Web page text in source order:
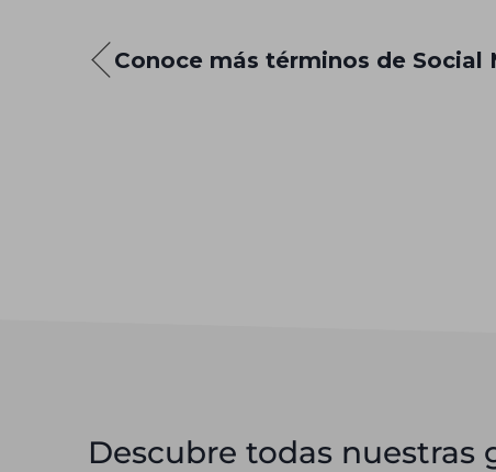
Conoce más términos de Social
Descubre todas nuestras